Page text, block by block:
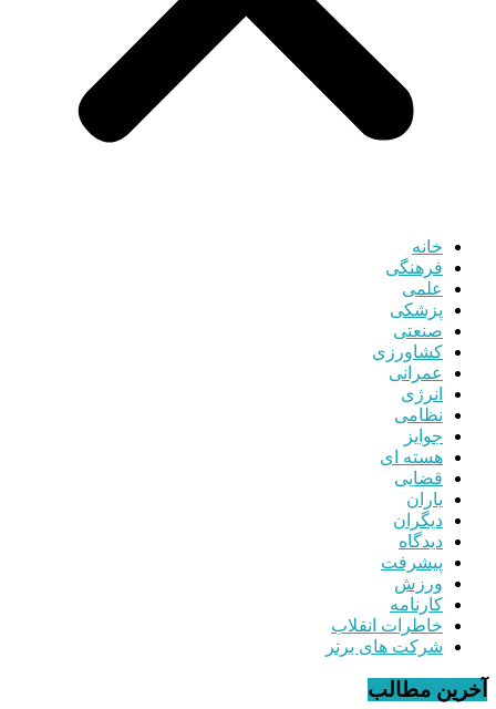
خانه
فرهنگی
علمی
پزشکی
صنعتی
کشاورزی
عمرانی
انرژی
نظامی
جوایز
هسته ای
قضایی
یاران
دیگران
دیدگاه
پیشرفت
ورزش
کارنامه
خاطرات انقلاب
شرکت های برتر
آخرین مطالب